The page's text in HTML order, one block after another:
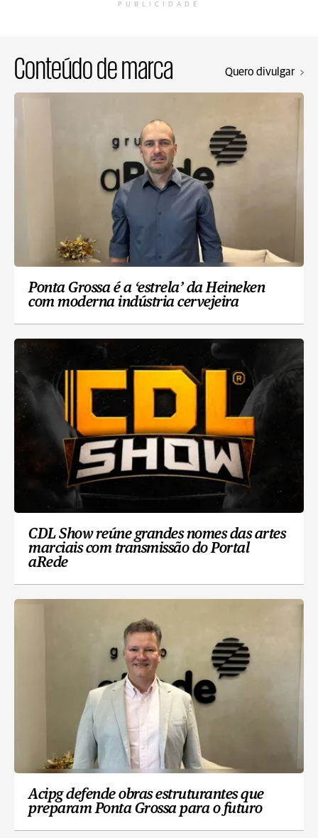
PUBLICIDADE
Conteúdo de marca Quero divulgar
Ponta Grossa é a ‘estrela’ da Heineken
com moderna indústria cervejeira
CDL Show reúne grandes nomes das artes
marciais com transmissão do Portal
aRede
Acipg defende obras estruturantes que
preparam Ponta Grossa para o futuro